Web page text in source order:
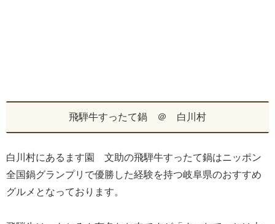
飛騨牛すったて鍋 ＠ 白川村
白川村にあるます園 文助の飛騨牛すったて鍋はニッポン
全国鍋グランプリで優勝した経験を持つ岐阜県のおすすめ
グルメとなっております。